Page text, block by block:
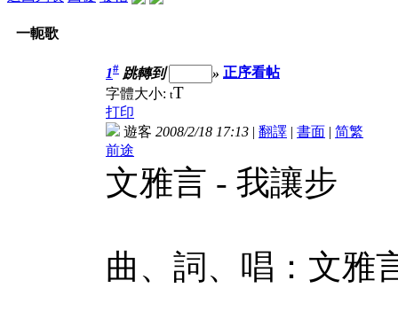
一軛歌
1# 跳轉到 » 正序看帖
字體大小: tT
打印
遊客 2008/2/18 17:13 | 翻譯 | 書面 | 简繁
前途
文雅言 - 我讓步
曲、詞、唱：文雅